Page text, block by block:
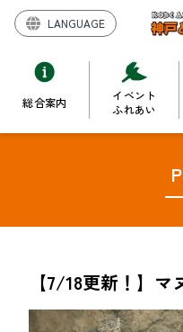
LANGUAGE
総合案内
イベント
ふれあい
【7/18更新！】